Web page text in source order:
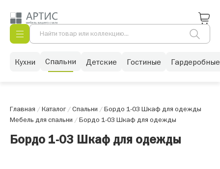
Кухни Спальни Детские Гостиные Гардеробные
Главная /Каталог/Спальни /Бордо 1-03 Шкаф для одежды
Мебель для спальни /Бордо 1-03 Шкаф для одежды
Бордо 1-03 Шкаф для одежды